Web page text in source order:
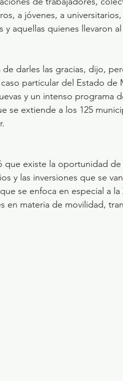
a jóvenes, a
y aquellas quienes llevaron
de darles las gracias, dijo,
particular del Estado
y un intenso programa
se extiende a los 125
que existe la oportunidad
y las inversiones que se
se enfoca en especial a
en materia de movilidad,